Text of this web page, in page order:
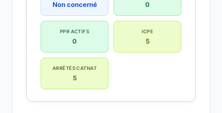
Non concerné 0
PPR ACTIFS
0
ICPE
5
ARRÊTÉS CATNAT
5